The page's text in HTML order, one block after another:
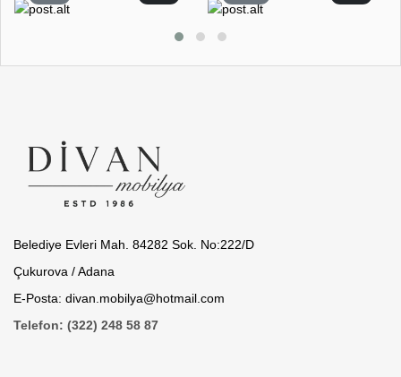
Belediye Evleri Mah. 84282 Sok. No:222/D
Çukurova / Adana
E-Posta: divan.mobilya@hotmail.com
Telefon: (322) 248 58 87